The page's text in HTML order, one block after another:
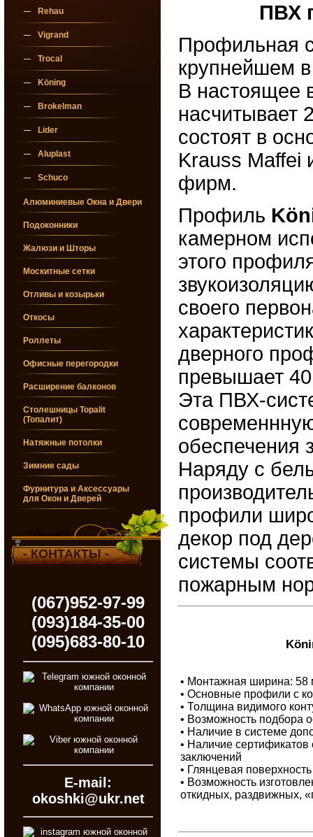
Rehau
Vigrand
Trocal
Köning
Brokelman
Lider
Aluplast
Schuco
Алюминиевые Окна и Двери
Подоконники
Жалюзи и Шторы
Москитные сетки
Отливы и козырьки
Откосы
Роллеты
Офисные перегородки
Расширение балконов
Столешницы Topalit
(Топалит)
Натяжные потолки
Зимние сады
Фурнитура и Аксессуары
для Окон и Дверей
- КОНТАКТЫ -
(067)952-97-99
(093)184-35-00
(095)683-80-10
E-mail:
okoshki@ukr.net
ПВХ
Профильная
крупнейшем
В настоящее
насчитывает
состоят в
Krauss Maffei
фирм.
Профиль
камерном
этого
своего
дверного
превышает
Эта ПВХ-
обеспечения
Наряду с
профили
декор под
системы
пожарным
• Монтажная ширина: 58
• Основные профили с
• Толщина видимого
• Возможность подбора
• Наличие в системе
• Наличие сертификатов
заключений
• Глянцевая
• Возможность
откидных, раздвижных,